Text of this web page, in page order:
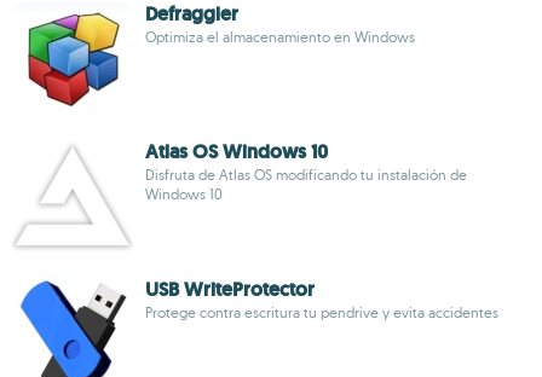
Defraggler
Optimiza el almacenamiento en Windows
Atlas OS Windows 10
Disfruta de Atlas OS modificando tu instalación de
Windows 10
USB WriteProtector
Protege contra escritura tu pendrive y evita accidentes